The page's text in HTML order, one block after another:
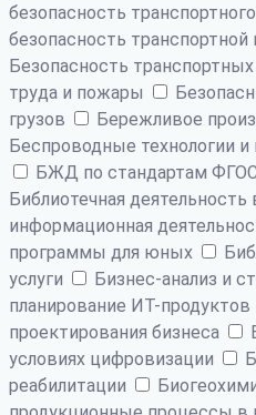
безопасность
безопасность
Безопасность
труда и пожары
грузов
Бережливое
Беспроводные технологии
БЖД по стандартам
Библиотечная
информационная
программы для юных
услуги
Бизнес-анализ и
планирование ИТ-продуктов
проектирования бизнеса
условиях цифровизации
реабилитации